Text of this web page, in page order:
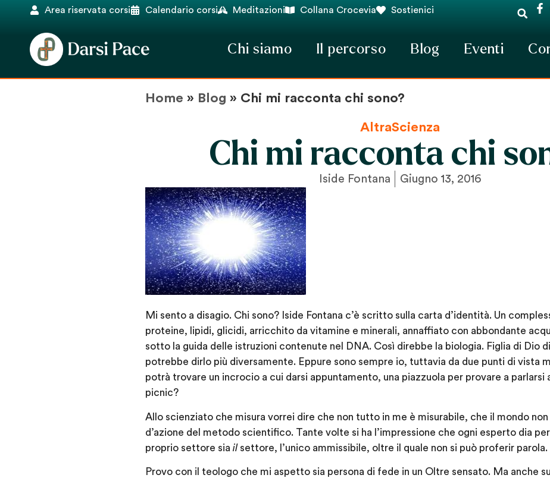
Area riservata corsi Calendario corsi Meditazioni Collana Crocevia Sostienici
Chi siamo Il percorso Blog Eventi
Home » Blog » Chi mi racconta chi sono?
AltraScienza
Chi mi racconta chi
Iside Fontana Giugno 13, 2016
Mi sento a disagio. Chi sono? Iside Fontana c’è scritto sulla carta d’identità. Un
proteine, lipidi, glicidi, arricchito da vitamine e minerali, annaffiato con abbondante
sotto la guida delle istruzioni contenute nel DNA. Così direbbe la biologia. Figlia di Dio
potrebbe dirlo più diversamente. Eppure sono sempre io, tuttavia da due punti di vista
potrà trovare un incrocio a cui darsi appuntamento, una piazzuola per provare a parlarsi
picnic?
Allo scienziato che misura vorrei dire che non tutto in me è misurabile, che il mondo
d’azione del metodo scientifico. Tante volte si ha l’impressione che ogni esperto dia
proprio settore sia ilsettore, l’unico ammissibile, oltre il quale non si può proferir parola.
Provo con il teologo che mi aspetto sia persona di fede in un Oltre sensato. Ma anche